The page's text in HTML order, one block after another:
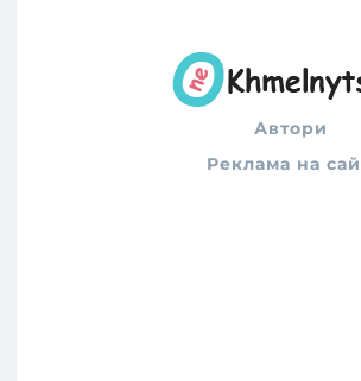
Автори
Реклама на